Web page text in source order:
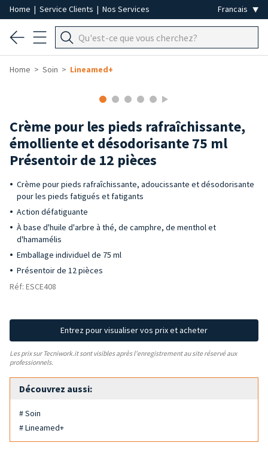
Home | Service Clients | Nos Services
Home Soin Lineamed+
Crème pour les pieds rafraîchissante,
émolliente et désodorisante 75 ml
Présentoir de 12 pièces
Crème pour pieds rafraîchissante, adoucissante et désodorisante
pour les pieds fatigués et fatigants
Action défatiguante
À base d'huile d'arbre à thé, de camphre, de menthol et
d'hamamélis
Emballage individuel de 75 ml
Présentoir de 12 pièces
Réf: ESCE408
Entrez pour visualiser vos prix et acheter
Les prix sur Tecniwork.it sont visibles après l'enregistrement au site réservé aux
professionnels.
Découvrez aussi:
# Soin
# Lineamed+